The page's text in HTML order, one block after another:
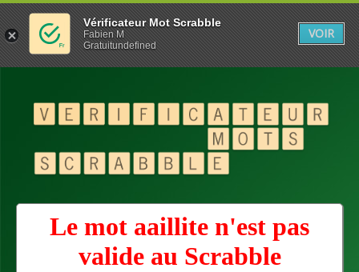
Le mot aaillite n'est pas
valide au Scrabble
Vérificateur Mot Scrabble
Fabien M
Gratuitundefined
VOIR